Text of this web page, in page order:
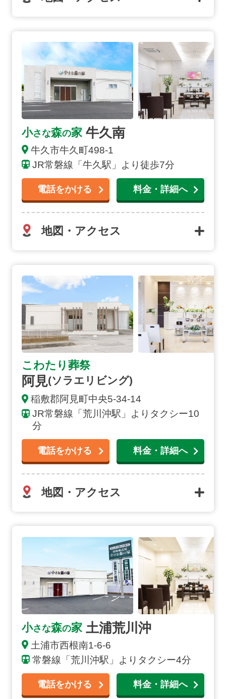
小さな森の家 牛久南
牛久市牛久町498-1
JR常磐線「牛久駅」より徒歩7分
電話をかける 料金・詳細へ
地図・アクセス
こわたり葬祭
阿見(ソラエリビング)
稲敷郡阿見町中央5-34-14
JR常磐線「荒川沖駅」よりタクシー10
分
電話をかける 料金・詳細へ
地図・アクセス
小さな森の家 土浦荒川沖
土浦市西根南1-6-6
常磐線「荒川沖駅」よりタクシー4分
電話をかける 料金・詳細へ